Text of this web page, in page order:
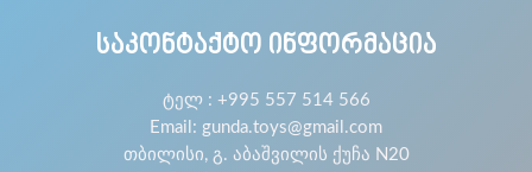
ᲡᲐᲙᲝᲜᲢᲐᲥᲢᲝ ᲘᲜᲤᲝᲠᲛᲐᲪᲘᲐ
ტელ : +995 557 514 566
Email: gunda.toys@gmail.com
თბილისი, გ. აბაშვილის ქუჩა N20